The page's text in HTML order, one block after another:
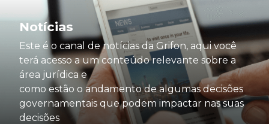
Notícias
Este é o canal de notícias da Grifon, aqui você
terá acesso a um conteúdo relevante sobre a
área jurídica e
como estão o andamento de algumas decisões
governamentais que podem impactar nas suas
decisões